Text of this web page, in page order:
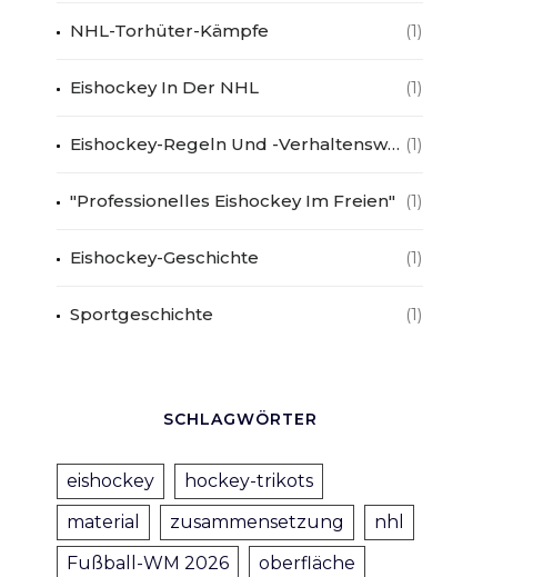
NHL-Torhüter-Kämpfe (1)
Eishockey In Der NHL (1)
Eishockey-Regeln Und -Verhaltensweisen (1)
"Professionelles Eishockey Im Freien" (1)
Eishockey-Geschichte (1)
Sportgeschichte (1)
SCHLAGWÖRTER
eishockey
hockey-trikots
material
zusammensetzung
nhl
Fußball-WM 2026
oberfläche